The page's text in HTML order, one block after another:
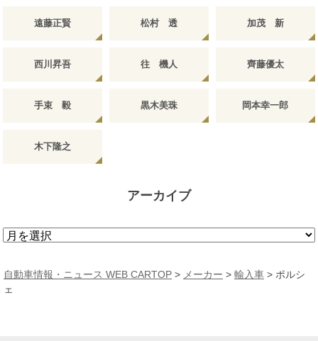
遠藤正賢 松村 透 加茂 新
西川昇吾 往 機人 齊藤優太
手束 毅 黒木美珠 岡本幸一郎
木下隆之
アーカイブ
ア
カ
イ
自動車情報・ニュース WEB CARTOP > メーカー > 輸入車 > ポルシ
ェ